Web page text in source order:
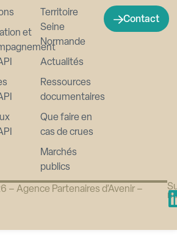
et
Territoire
Seine
Normande
Actualités
Ressources
documentaires
Que faire en
cas de crues
Marchés
publics
Contact
– Agence Partenaires d’Avenir –